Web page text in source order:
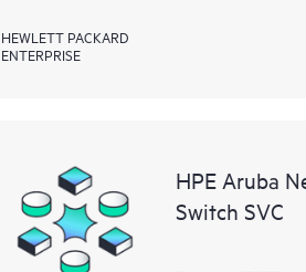
HEWLETT PACKARD
ENTERPRISE
HPE Aruba
Switch SVC